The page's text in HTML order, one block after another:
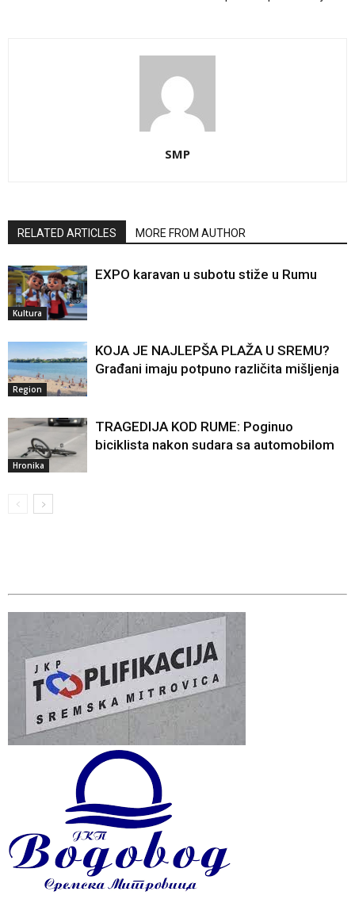
SMP
RELATED ARTICLES MORE FROM AUTHOR
Kultura
EXPO karavan u subotu stiže u Rumu
Region
KOJA JE NAJLEPŠA PLAŽA U SREMU?
Građani imaju potpuno različita mišljenja
Hronika
TRAGEDIJA KOD RUME: Poginuo
biciklista nakon sudara sa automobilom